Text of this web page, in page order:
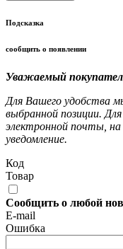
Подсказка
сообщить о появлении
Уважаемый
Для Вашего удобства
выбранной позиции.
электронной почты,
уведомление.
Код
Товар
Сообщить о любой
E-mail
Ошибка